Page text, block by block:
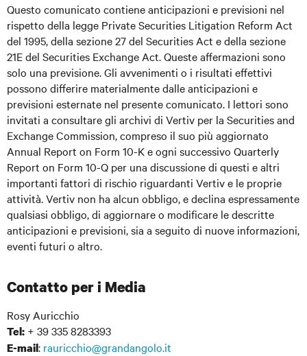
Questo comunicato contiene anticipazioni e previsioni nel
rispetto della legge Private Securities Litigation Reform Act
del 1995, della sezione 27 del Securities Act e della sezione
21E del Securities Exchange Act. Queste affermazioni sono
solo una previsione. Gli avvenimenti o i risultati effettivi
possono differire materialmente dalle anticipazioni e
previsioni esternate nel presente comunicato. I lettori sono
invitati a consultare gli archivi di Vertiv per la Securities and
Exchange Commission, compreso il suo più aggiornato
Annual Report on Form 10-K e ogni successivo Quarterly
Report on Form 10-Q per una discussione di questi e altri
importanti fattori di rischio riguardanti Vertiv e le proprie
attività. Vertiv non ha alcun obbligo, e declina espressamente
qualsiasi obbligo, di aggiornare o modificare le descritte
anticipazioni e previsioni, sia a seguito di nuove informazioni,
eventi futuri o altro.
Contatto per i Media
Rosy Auricchio
Tel: + 39 335 8283393
E-mail: rauricchio@grandangolo.it